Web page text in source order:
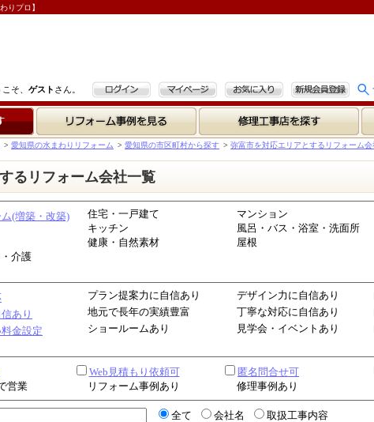
りプロ】
そ、 ゲスト さん。 ログイン マイページ お気に入り 新規会員登録
リフォーム事例を見る 修理工事店を探す
> 愛知県の水まわりリフォーム > 愛知県の市区町村から探す > 弥富市を対応エリアとするリフォーム会
るリフォーム会社一覧
(増築・改築) 住宅・一戸建て マンション
キッチン
風呂・バス・浴室・洗面所
健康・自然素材 屋根
介護
プラン提案力に自信あり デザイン力に自信あり
あり
地元で長年の実績豊富 丁寧な対応に自信あり
金設定
ショールームあり 見学会・イベントあり
Web見積もり依頼可 匿名問合せ可
営業
リフォーム事例あり 修理事例あり
全て 会社名 取扱工事内容